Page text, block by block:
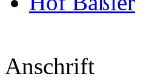
Anschrift